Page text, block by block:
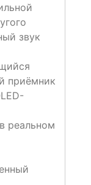
звук
приёмник
реальном